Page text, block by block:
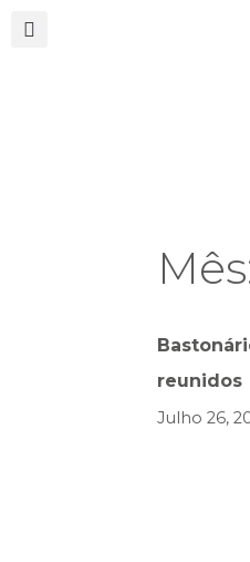
reunidos
Julho 26,